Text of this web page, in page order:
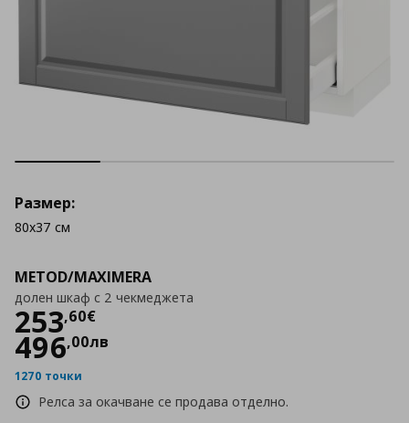
METOD/MAXIMERA
долен шкаф с 2 чекмеджета
253,60€
Цена
496,00лв
1270 точки
Релса за окачване се продава отделно.
Размер:
80x37 см